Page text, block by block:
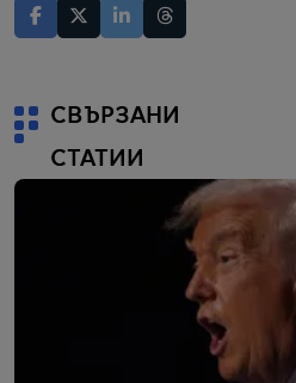
СВЪРЗАНИ
СТАТИИ